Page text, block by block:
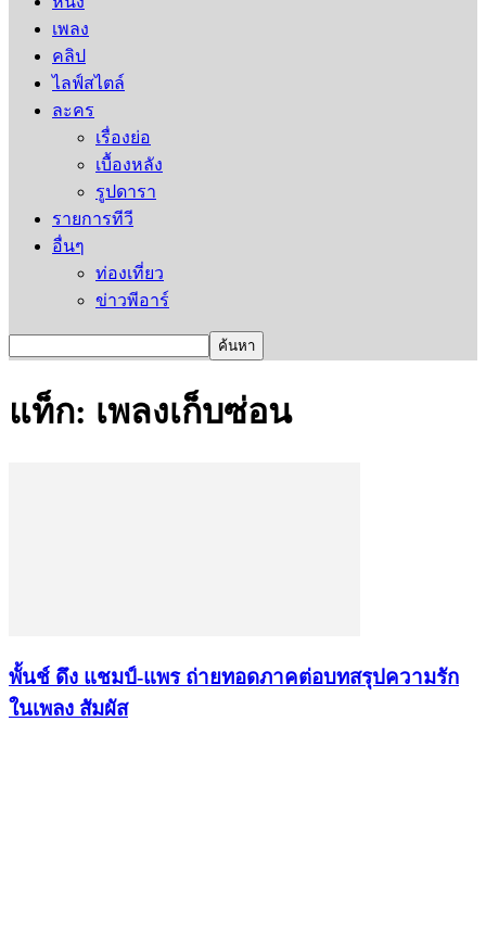
เพลง
คลิป
ไลฟ์สไตล์
ละคร
เรื่องย่อ
เบื้องหลัง
รูปดารา
รายการทีวี
อื่นๆ
ท่องเที่ยว
ข่าวพีอาร์
แท็ก: เพลงเก็บซ่อน
พั้นช์ ดึง แชมป์-แพร ถ่ายทอดภาคต่อบทสรุปความรัก
ในเพลง สัมผัส